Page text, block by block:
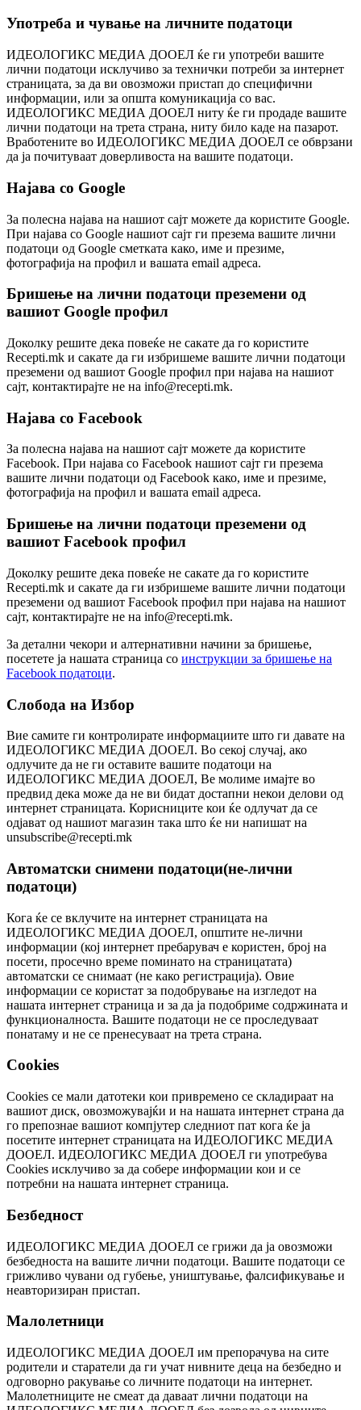
Употреба и чување на личните податоци
ИДЕОЛОГИКС МЕДИА ДООЕЛ ќе ги употреби вашите
лични податоци исклучиво за технички потреби за интернет
страницата, за да ви овозможи пристап до специфични
информации, или за општа комуникација со вас.
ИДЕОЛОГИКС МЕДИА ДООЕЛ ниту ќе ги продаде вашите
лични податоци на трета страна, ниту било каде на пазарот.
Вработените во ИДЕОЛОГИКС МЕДИА ДООЕЛ се обврзани
да ја почитуваат доверливоста на вашите податоци.
Најава со Google
За полесна најава на нашиот сајт можете да користите Google.
При најава со Google нашиот сајт ги презема вашите лични
податоци од Google сметката како, име и презиме,
фотографија на профил и вашата email адреса.
Бришење на лични податоци преземени од
вашиот Google профил
Доколку решите дека повеќе не сакате да го користите
Recepti.mk и сакате да ги избришеме вашите лични податоци
преземени од вашиот Google профил при најава на нашиот
сајт, контактирајте не на info@recepti.mk.
Најава со Facebook
За полесна најава на нашиот сајт можете да користите
Facebook. При најава со Facebook нашиот сајт ги презема
вашите лични податоци од Facebook како, име и презиме,
фотографија на профил и вашата email адреса.
Бришење на лични податоци преземени од
вашиот Facebook профил
Доколку решите дека повеќе не сакате да го користите
Recepti.mk и сакате да ги избришеме вашите лични податоци
преземени од вашиот Facebook профил при најава на нашиот
сајт, контактирајте не на info@recepti.mk.
За детални чекори и алтернативни начини за бришење,
посетете ја нашата страница со инструкции за бришење на
Facebook податоци.
Слобода на Избор
Вие самите ги контролирате информациите што ги давате на
ИДЕОЛОГИКС МЕДИА ДООЕЛ. Во секој случај, ако
одлучите да не ги оставите вашите податоци на
ИДЕОЛОГИКС МЕДИА ДООЕЛ, Ве молиме имајте во
предвид дека може да не ви бидат достапни некои делови од
интернет страницата. Корисниците кои ќе одлучат да се
одјават од нашиот магазин така што ќе ни напишат на
unsubscribe@recepti.mk
Автоматски снимени податоци(не-лични
податоци)
Кога ќе се вклучите на интернет страницата на
ИДЕОЛОГИКС МЕДИА ДООЕЛ, општите не-лични
информации (кој интернет пребарувач е користен, број на
посети, просечно време поминато на страницатата)
автоматски се снимаат (не како регистрација). Овие
информации се користат за подобрување на изгледот на
нашата интернет страница и за да ја подобриме содржината и
функционалноста. Вашите податоци не се проследуваат
понатаму и не се пренесуваат на трета страна.
Cookies
Cookies се мали датотеки кои привремено се складираат на
вашиот диск, овозможувајќи и на нашата интернет страна да
го препознае вашиот компјутер следниот пат кога ќе ја
посетите интернет страницата на ИДЕОЛОГИКС МЕДИА
ДООЕЛ. ИДЕОЛОГИКС МЕДИА ДООЕЛ ги употребува
Cookies исклучиво за да собере информации кои и се
потребни на нашата интернет страница.
Безбедност
ИДЕОЛОГИКС МЕДИА ДООЕЛ се грижи да ја овозможи
безбедноста на вашите лични податоци. Вашите податоци се
грижливо чувани од губење, уништување, фалсификување и
неавторизиран пристап.
Малолетници
ИДЕОЛОГИКС МЕДИА ДООЕЛ им препорачува на сите
родители и старатели да ги учат нивните деца на безбедно и
одговорно ракување со личните податоци на интернет.
Малолетниците не смеат да даваат лични податоци на